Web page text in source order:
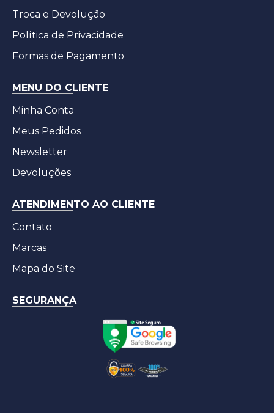
Troca e Devolução
Política de Privacidade
Formas de Pagamento
MENU DO CLIENTE
Minha Conta
Meus Pedidos
Newsletter
Devoluções
ATENDIMENTO AO CLIENTE
Contato
Marcas
Mapa do Site
SEGURANÇA